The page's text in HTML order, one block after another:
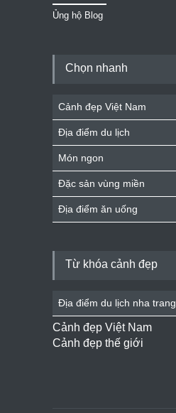
Ủng hộ Blog
Chọn nhanh
Cảnh đẹp Việt Nam
Địa điểm du lịch
Món ngon
Đặc sản vùng miền
Địa điểm ăn uống
Từ khóa cảnh đẹp
Địa điểm du lịch nha trang
Cảnh đẹp Việt Nam
Cảnh đẹp thế giới